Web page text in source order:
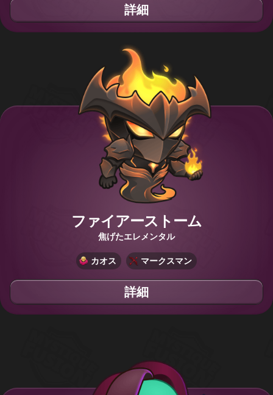
詳細
ファイアーストーム
焦げたエレメンタル
カオス マークスマン
詳細